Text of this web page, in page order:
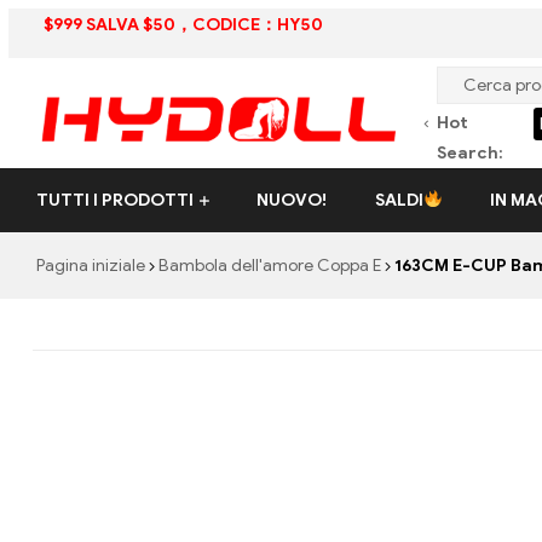
$999 SALVA $50，CODICE：HY50
HYDOLL.NET
Hydoll.net
-
Hot
Search:
Doll Hentai Sex Doll cheap sex doll USA stock anime sex doll
‹
TUTTI I PRODOTTI NUOVO! SALDI IN
Pagina iniziale Bambola dell'amore Coppa E 163CM E-CUP